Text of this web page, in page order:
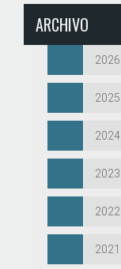
ARCHIVO
2026
2025
2024
2023
2022
2021